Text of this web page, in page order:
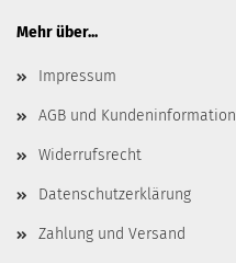
Mehr über...
Impressum
AGB und Kundeninformation
Widerrufsrecht
Datenschutzerklärung
Zahlung und Versand